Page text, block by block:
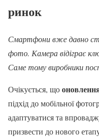
ринок
Смартфони вже давно
фото. Камера відіграє
Саме тому виробники
Очікується, що
підхід до мобільної
адаптуватися та
призвести до нового